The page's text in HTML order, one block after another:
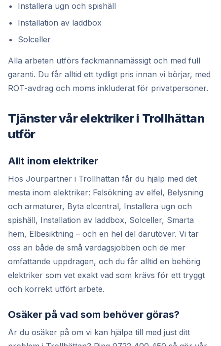
Installera ugn och spishäll
Installation av laddbox
Solceller
Alla arbeten utförs fackmannamässigt och med full
garanti. Du får alltid ett tydligt pris innan vi börjar, med
ROT-avdrag och moms inkluderat för privatpersoner.
Tjänster vår elektriker i Trollhättan
utför
Allt inom elektriker
Hos Jourpartner i Trollhättan får du hjälp med det
mesta inom elektriker: Felsökning av elfel, Belysning
och armaturer, Byta elcentral, Installera ugn och
spishäll, Installation av laddbox, Solceller, Smarta
hem, Elbesiktning – och en hel del därutöver. Vi tar
oss an både de små vardagsjobben och de mer
omfattande uppdragen, och du får alltid en behörig
elektriker som vet exakt vad som krävs för ett tryggt
och korrekt utfört arbete.
Osäker på vad som behöver göras?
Är du osäker på om vi kan hjälpa till med just ditt